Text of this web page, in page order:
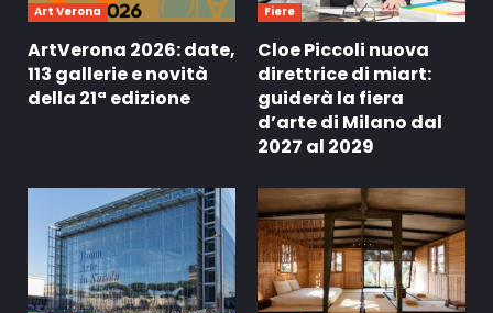
Art Verona
ArtVerona 2026: date,
113 gallerie e novità
della 21ª edizione
Fiere
Cloe Piccoli nuova
direttrice di miart:
guiderà la fiera
d’arte di Milano dal
2027 al 2029